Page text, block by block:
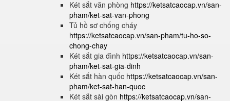
Két sắt văn phòng https://ketsatcaocap.vn/san-
pham/ket-sat-van-phong
Tủ hồ sơ chống cháy
https://ketsatcaocap.vn/san-pham/tu-ho-so-
chong-chay
Két sắt gia đình https://ketsatcaocap.vn/san-
pham/ket-sat-gia-dinh
Két sắt hàn quốc https://ketsatcaocap.vn/san-
pham/ket-sat-han-quoc
Két sắt sài gòn https://ketsatcaocap.vn/san-